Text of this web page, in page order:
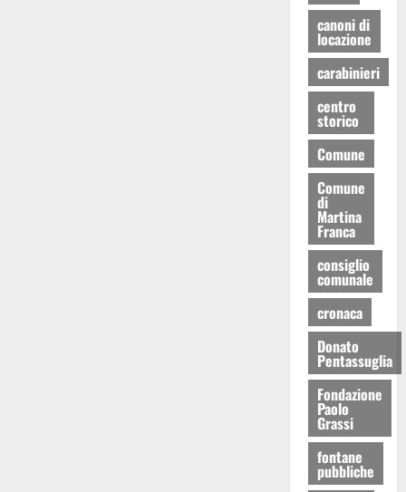
canoni di
locazione
carabinieri
centro
storico
Comune
Comune
di
Martina
Franca
consiglio
comunale
cronaca
Donato
Pentassuglia
Fondazione
Paolo
Grassi
fontane
pubbliche